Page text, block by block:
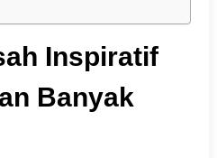
Inspiratif
Banyak